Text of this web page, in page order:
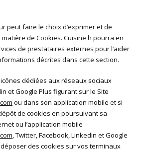
peut faire le choix d’exprimer et de
de Cookies. Cuisine h pourra en
de prestataires externes pour l’aider
décrites dans cette section.
dédiées aux réseaux sociaux
et Google Plus figurant sur le Site
ou dans son application mobile et si
de cookies en poursuivant sa
ou l’application mobile
, Twitter, Facebook, Linkedin et Google
des cookies sur vos terminaux